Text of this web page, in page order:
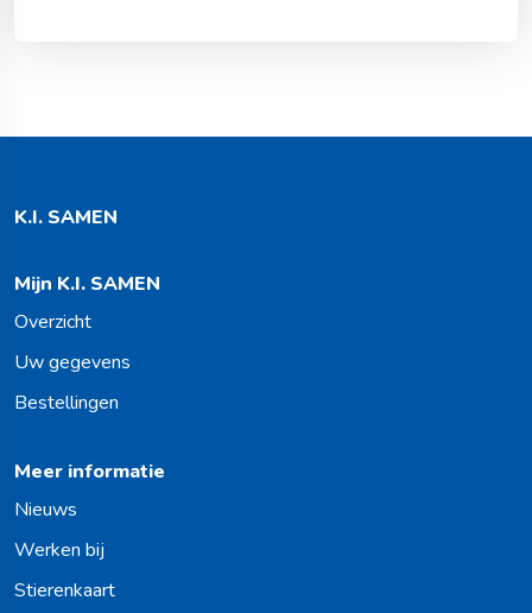
K.I. SAMEN
Mijn K.I. SAMEN
Overzicht
Uw gegevens
Bestellingen
Meer informatie
Nieuws
Werken bij
Stierenkaart